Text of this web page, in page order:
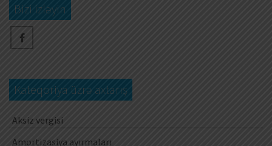
Bizi izləyin
Kateqoriya üzrə axtarış
Aksiz vergisi
Amortizasiya ayırmaları